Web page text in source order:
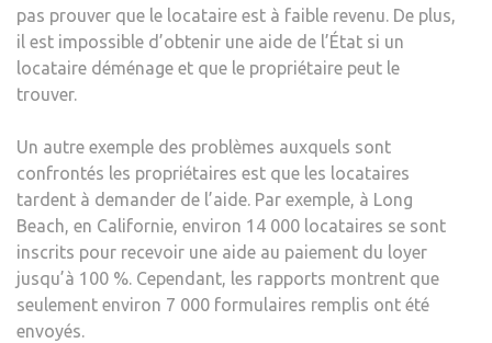
pas prouver que le locataire est à faible revenu. De plus,
il est impossible d’obtenir une aide de l’État si un
locataire déménage et que le propriétaire peut le
trouver.
Un autre exemple des problèmes auxquels sont
confrontés les propriétaires est que les locataires
tardent à demander de l’aide. Par exemple, à Long
Beach, en Californie, environ 14 000 locataires se sont
inscrits pour recevoir une aide au paiement du loyer
jusqu’à 100 %. Cependant, les rapports montrent que
seulement environ 7 000 formulaires remplis ont été
envoyés.